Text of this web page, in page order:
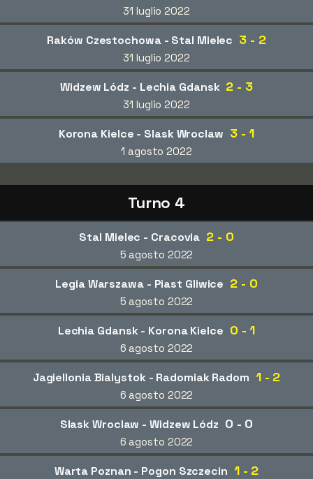
31 luglio 2022
Raków Czestochowa - Stal Mielec 3 - 2
31 luglio 2022
Widzew Lódz - Lechia Gdansk 2 - 3
31 luglio 2022
Korona Kielce - Slask Wroclaw 3 - 1
1 agosto 2022
Turno 4
Stal Mielec - Cracovia 2 - 0
5 agosto 2022
Legia Warszawa - Piast Gliwice 2 - 0
5 agosto 2022
Lechia Gdansk - Korona Kielce 0 - 1
6 agosto 2022
Jagiellonia Bialystok - Radomiak Radom 1 - 2
6 agosto 2022
Slask Wroclaw - Widzew Lódz 0 - 0
6 agosto 2022
Warta Poznan - Pogon Szczecin 1 - 2